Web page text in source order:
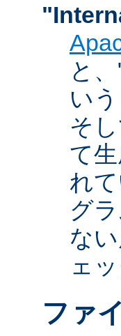
と
い
そ
て
れ
グ
な
ェ
ファ